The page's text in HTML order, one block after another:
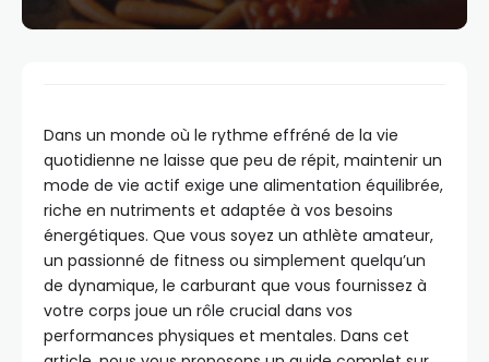
Dans un monde où le rythme effréné de la vie
quotidienne ne laisse que peu de répit, maintenir un
mode de vie actif exige une alimentation équilibrée,
riche en nutriments et adaptée à vos besoins
énergétiques. Que vous soyez un athlète amateur,
un passionné de fitness ou simplement quelqu’un
de dynamique, le carburant que vous fournissez à
votre corps joue un rôle crucial dans vos
performances physiques et mentales. Dans cet